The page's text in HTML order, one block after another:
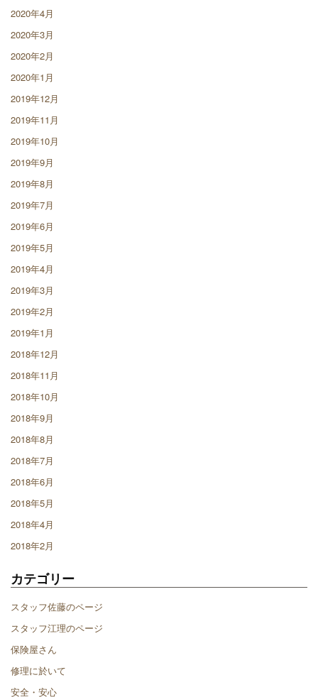
2020年4月
2020年3月
2020年2月
2020年1月
2019年12月
2019年11月
2019年10月
2019年9月
2019年8月
2019年7月
2019年6月
2019年5月
2019年4月
2019年3月
2019年2月
2019年1月
2018年12月
2018年11月
2018年10月
2018年9月
2018年8月
2018年7月
2018年6月
2018年5月
2018年4月
2018年2月
カテゴリー
スタッフ佐藤のページ
スタッフ江理のページ
保険屋さん
修理に於いて
安全・安心